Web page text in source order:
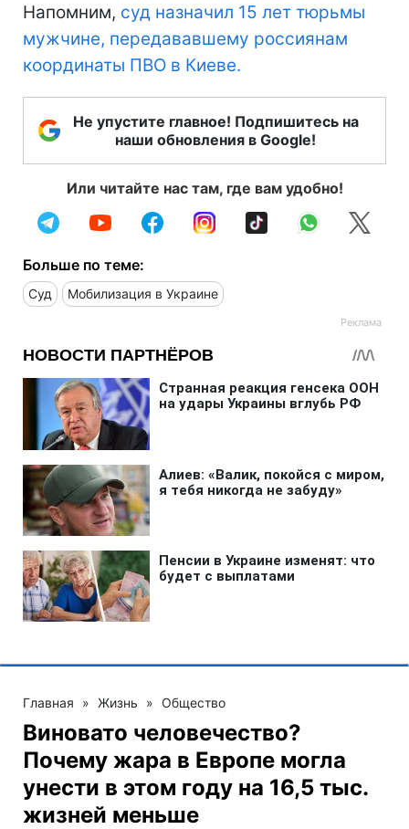
Напомним, суд назначил 15 лет тюрьмы
мужчине, передававшему россиянам
координаты ПВО в Киеве.
Не упустите главное! Подпишитесь на
наши обновления в Google!
Или читайте нас там, где вам удобно!
Больше по теме:
Суд Мобилизация в Украине
Главная » Жизнь » Общество
Виновато человечество?
Почему жара в Европе могла
унести в этом году на 16,5 тыс.
жизней меньше